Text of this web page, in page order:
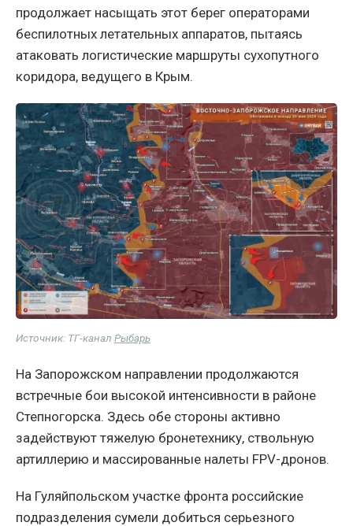
продолжает насыщать этот берег операторами
беспилотных летательных аппаратов, пытаясь
атаковать логистические маршруты сухопутного
коридора, ведущего в Крым.
Источник: ТГ-канал Рыбарь
На Запорожском направлении продолжаются
встречные бои высокой интенсивности в районе
Степногорска. Здесь обе стороны активно
задействуют тяжелую бронетехнику, ствольную
артиллерию и массированные налеты FPV-дронов.
На Гуляйпольском участке фронта российские
подразделения сумели добиться серьезного